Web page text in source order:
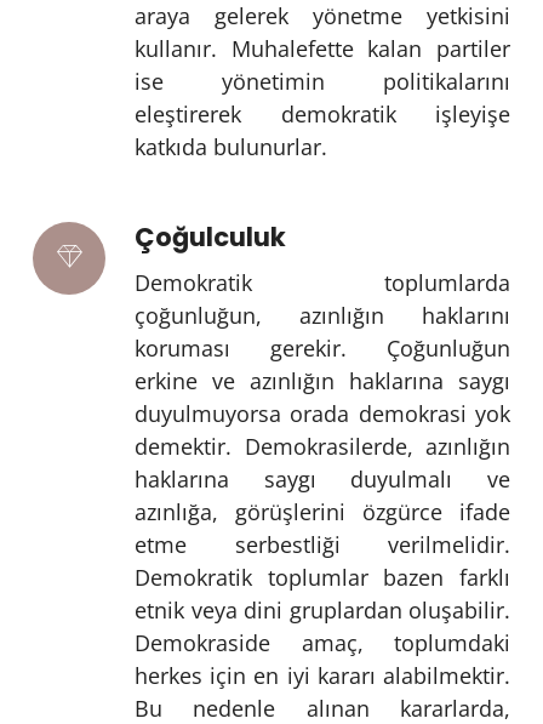
araya gelerek yönetme yetkisini
kullanır. Muhalefette kalan partiler
ise yönetimin politikalarını
eleştirerek demokratik işleyişe
katkıda bulunurlar.
Çoğulculuk
Demokratik toplumlarda
çoğunluğun, azınlığın haklarını
koruması gerekir. Çoğunluğun
erkine ve azınlığın haklarına saygı
duyulmuyorsa orada demokrasi yok
demektir. Demokrasilerde, azınlığın
haklarına saygı duyulmalı ve
azınlığa, görüşlerini özgürce ifade
etme serbestliği verilmelidir.
Demokratik toplumlar bazen farklı
etnik veya dini gruplardan oluşabilir.
Demokraside amaç, toplumdaki
herkes için en iyi kararı alabilmektir.
Bu nedenle alınan kararlarda,